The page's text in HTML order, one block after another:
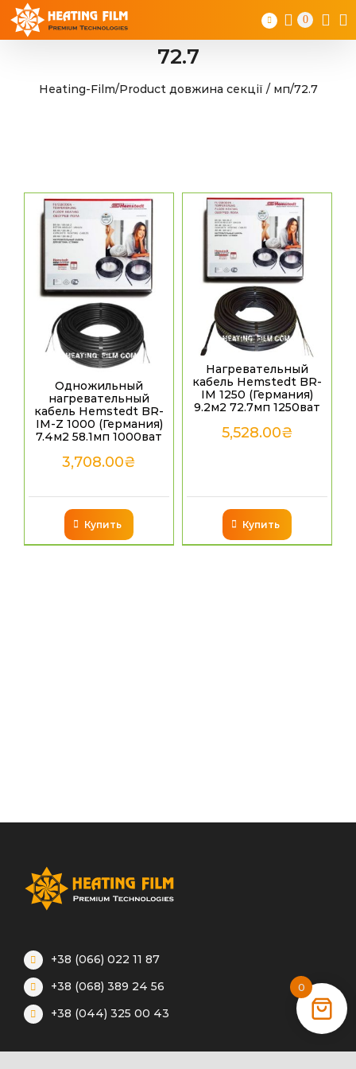
Skip
0
72.7
Heating-Film/Product довжина секції / мп/72.7
Одножильный
нагревательный
кабель Hemstedt BR-
IM-Z 1000 (Германия)
7.4м2 58.1мп 1000ват
3,708.00₴
Купить
Нагревательный
кабель Hemstedt BR-
IM 1250 (Германия)
9.2м2 72.7мп 1250ват
5,528.00₴
Купить
+38 (066) 022 11 87
+38 (068) 389 24 56
+38 (044) 325 00 43
0